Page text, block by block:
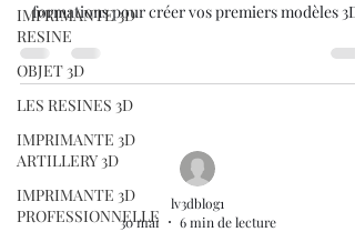
IMPRIMANTE 3D
RESINE
OBJET 3D
LES RESINES 3D
IMPRIMANTE 3D
ARTILLERY 3D
IMPRIMANTE 3D
PROFESSIONNELLE
formations pour créer vos premiers modèles 3D.
lv3dblog1
30 mai
6 min de lecture